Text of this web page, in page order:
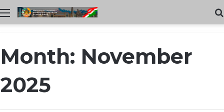
Меню
Month: November
2025